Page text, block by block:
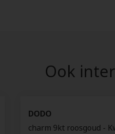
Ook
DODO
charm 9kt roosgoud -